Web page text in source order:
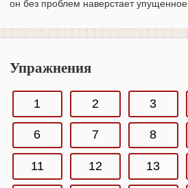
он без проблем наверстает упущенное.
Упражнения
1 2 3
6 7 8
11 12 13